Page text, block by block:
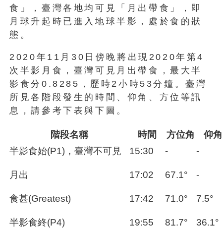
食」，臺灣各地均可見「月出帶食」，即
月球升起時已進入地球半影，處於食的狀
態。
2020年11月30日傍晚將出現2020年第4
次半影月食，臺灣可見月出帶食，最大半
影食分0.8285，歷時2小時53分鐘。臺灣
所見各階段發生的時間、仰角、方位等訊
息，請參考下表與下圖。
階段名稱 時間 方位角
仰角
半影食始(P1)，臺灣不可見
15:30 - -
月出 17:02 67.1° -
食甚(Greatest) 17:42 71.0° 7.5°
半影食終(P4) 19:55 81.7° 36.1°